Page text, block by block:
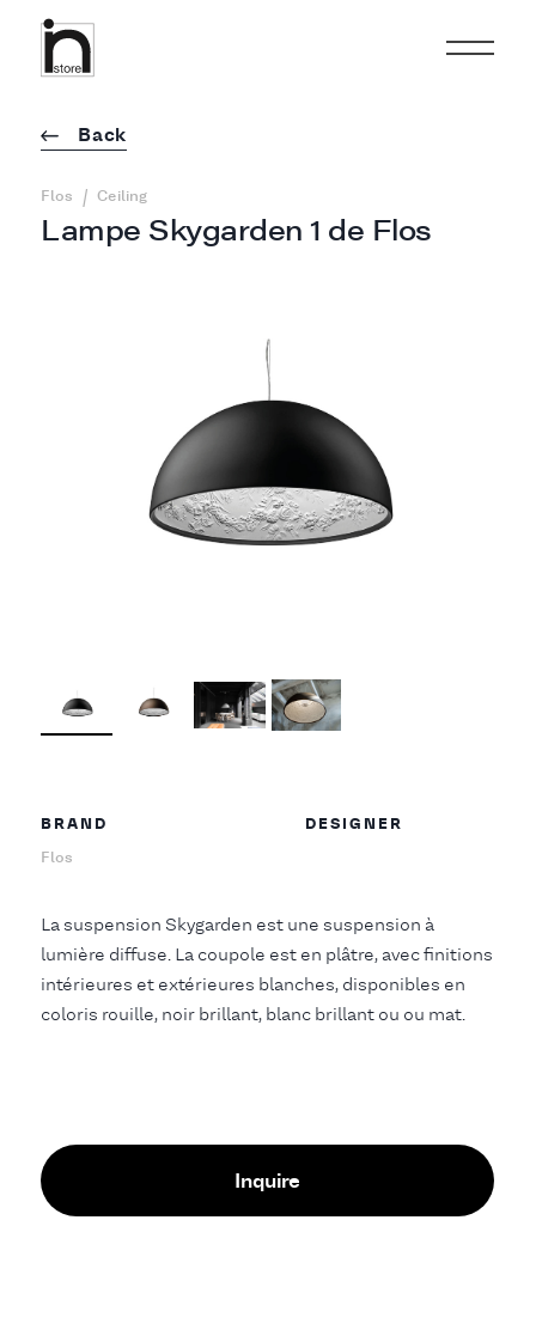
Lampe Skygarden 1 de Flos
Back
Flos / Ceiling
BRAND
Flos
DESIGNER
La suspension Skygarden est une suspension à
lumière diffuse. La coupole est en plâtre, avec finitions
intérieures et extérieures blanches, disponibles en
coloris rouille, noir brillant, blanc brillant ou ou mat.
Inquire